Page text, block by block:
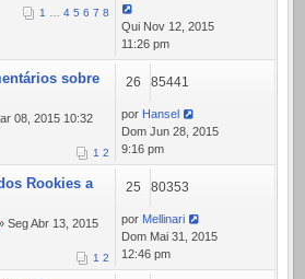
1 … 4 5 6 7 8
Qui Nov 12, 2015
11:26 pm
sobre
08, 2015 10:32
1 2
26 85441
por Hansel
Dom Jun 28, 2015
9:16 pm
Rookies a
Seg Abr 13, 2015
1 2
25 80353
por Mellinari
Dom Mai 31, 2015
12:46 pm